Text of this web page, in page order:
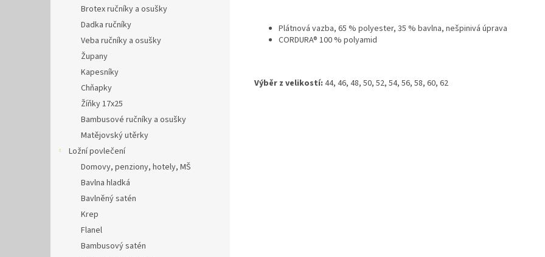
Brotex ručníky a osušky
Dadka ručníky
Veba ručníky a osušky
Župany
Kapesníky
Chňapky
Žíňky 17x25
Bambusové ručníky a osušky
Matějovský utěrky
Ložní povlečení
Domovy, penziony, hotely, MŠ
Bavlna hladká
Bavlněný satén
Krep
Flanel
Bambusový satén
Plátnová vazba, 65 % polyester, 35 % bavlna, nešpinivá úprava
CORDURA® 100 % polyamid
Výběr z velikostí: 44, 46, 48, 50, 52, 54, 56, 58, 60, 62